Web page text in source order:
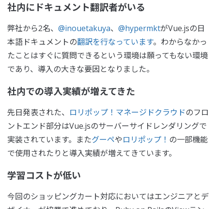
社内にドキュメント翻訳者がいる
弊社から2名、 @inouetakuya、 @hypermktがVue.jsの日
本語ドキュメントの翻訳を行なっています。わからなかっ
たことはすぐに質問できるという環境は願ってもない環境
であり、導入の大きな要因となりました。
社内での導入実績が増えてきた
先日発表された、 ロリポップ！マネージドクラウドのフロ
ントエンド部分はVue.jsのサーバーサイドレンダリングで
実装されています。またグーペやロリポップ！ の一部機能
で使用されたりと導入実績が増えてきています。
学習コストが低い
今回のショッピングカート対応においてはエンジニアとデ